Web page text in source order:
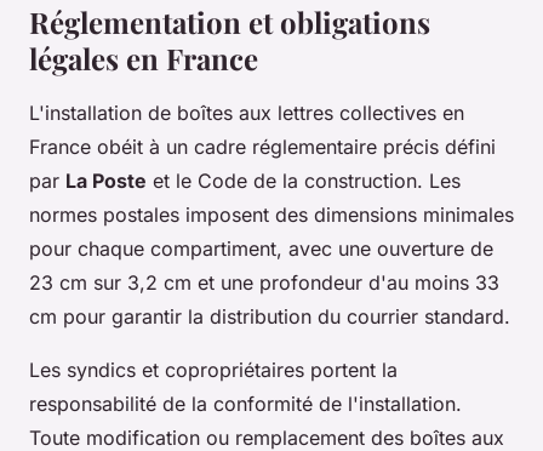
Réglementation et obligations
légales en France
L'installation de boîtes aux lettres collectives en
France obéit à un cadre réglementaire précis défini
par La Poste et le Code de la construction. Les
normes postales imposent des dimensions minimales
pour chaque compartiment, avec une ouverture de
23 cm sur 3,2 cm et une profondeur d'au moins 33
cm pour garantir la distribution du courrier standard.
Les syndics et copropriétaires portent la
responsabilité de la conformité de l'installation.
Toute modification ou remplacement des boîtes aux